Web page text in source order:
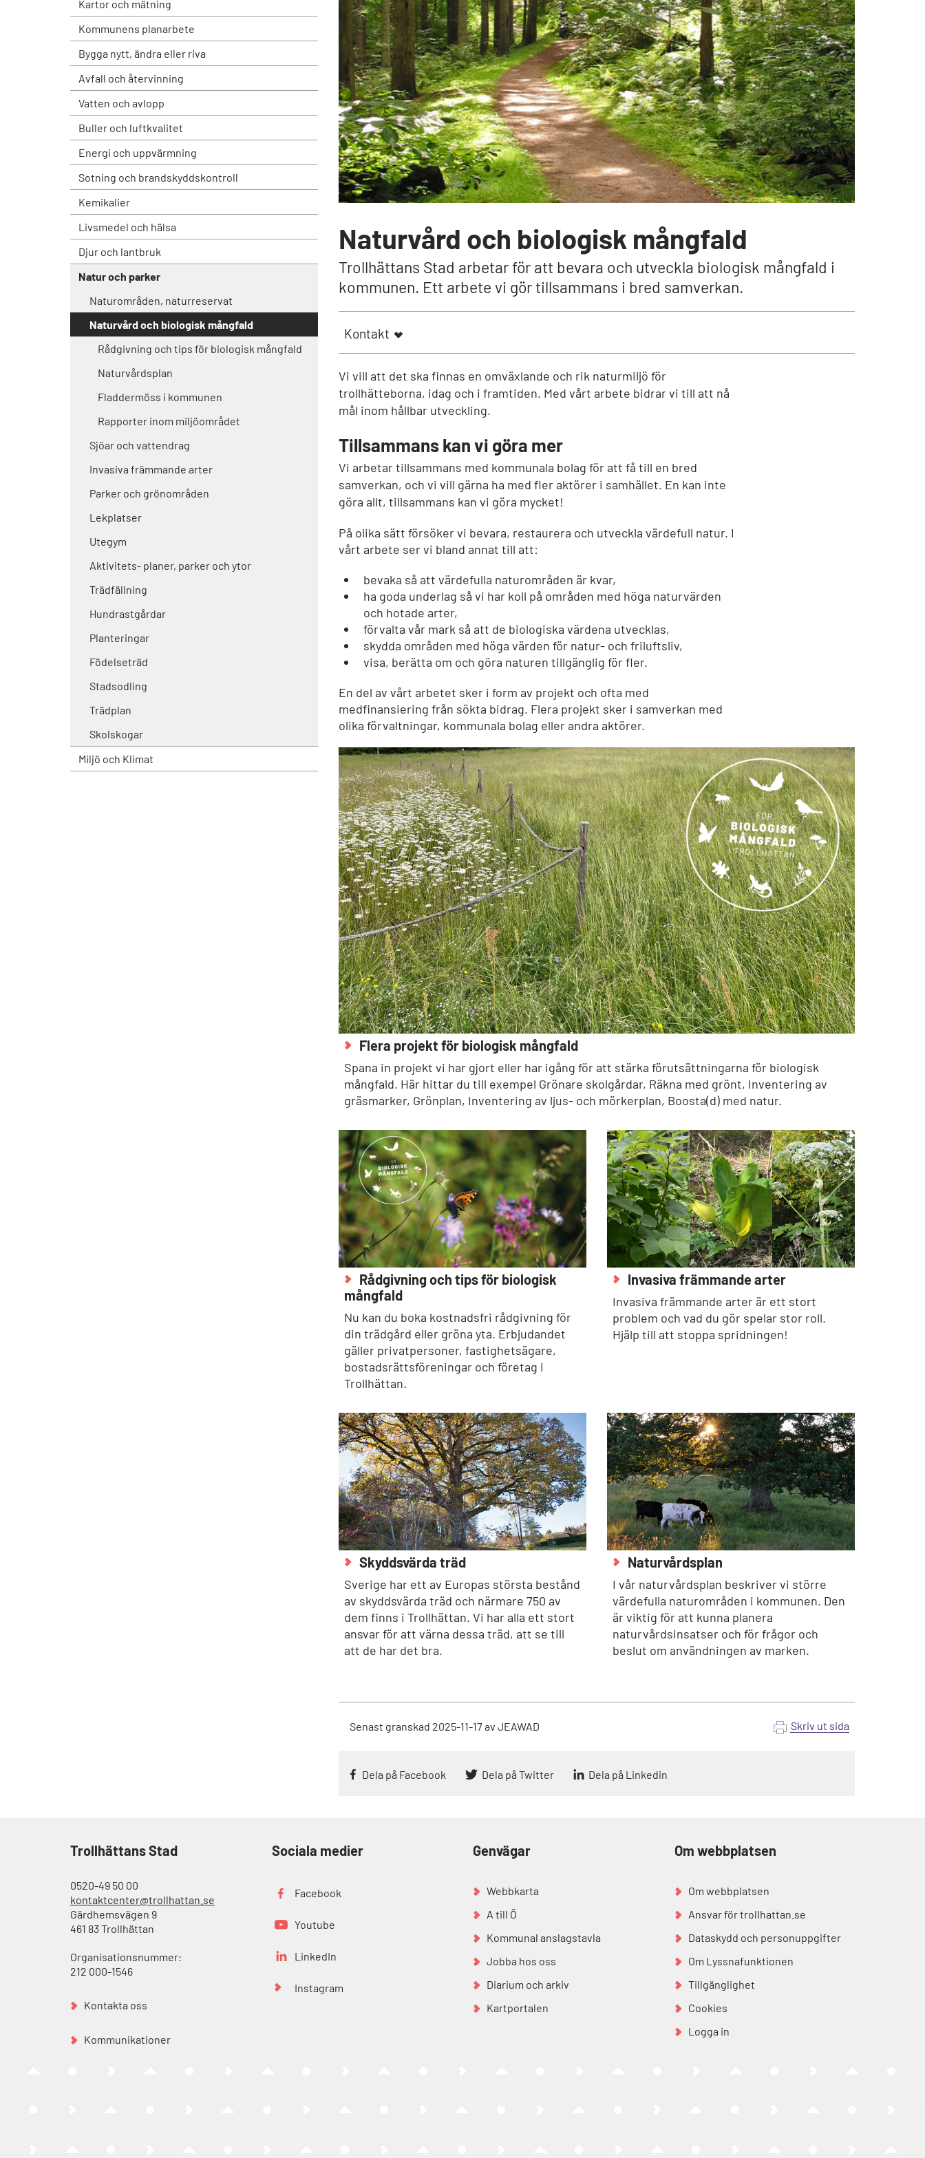
Kartor och mätning
Kommunens planarbete
Bygga nytt, ändra eller riva
Avfall och återvinning
Vatten och avlopp
Buller och luftkvalitet
Energi och uppvärmning
Sotning och brandskyddskontroll
Kemikalier
Livsmedel och hälsa
Djur och lantbruk
Natur och parker
Naturområden, naturreservat
Naturvård och biologisk mångfald
Rådgivning och tips för biologisk mångfald
Naturvårdsplan
Fladdermöss i kommunen
Rapporter inom miljöområdet
Sjöar och vattendrag
Invasiva främmande arter
Parker och grönområden
Lekplatser
Utegym
Aktivitets- planer, parker och ytor
Trädfällning
Hundrastgårdar
Planteringar
Födelseträd
Stadsodling
Trädplan
Skolskogar
Miljö och Klimat
Naturvård och biologisk mångfald
Trollhättans Stad arbetar för att bevara och utveckla biologisk mångfald i
kommunen. Ett arbete vi gör tillsammans i bred samverkan.
Kontakt
Vi vill att det ska finnas en omväxlande och rik naturmiljö för
trollhätteborna, idag och i framtiden. Med vårt arbete bidrar vi till att nå
mål inom hållbar utveckling.
Tillsammans kan vi göra mer
Vi arbetar tillsammans med kommunala bolag för att få till en bred
samverkan, och vi vill gärna ha med fler aktörer i samhället. En kan inte
göra allt, tillsammans kan vi göra mycket!
På olika sätt försöker vi bevara, restaurera och utveckla värdefull natur. I
vårt arbete ser vi bland annat till att:
bevaka så att värdefulla naturområden är kvar,
ha goda underlag så vi har koll på områden med höga naturvärden
och hotade arter,
förvalta vår mark så att de biologiska värdena utvecklas,
skydda områden med höga värden för natur- och friluftsliv,
visa, berätta om och göra naturen tillgänglig för fler.
En del av vårt arbetet sker i form av projekt och ofta med
medfinansiering från sökta bidrag. Flera projekt sker i samverkan med
olika förvaltningar, kommunala bolag eller andra aktörer.
Flera projekt för biologisk mångfald
Spana in projekt vi har gjort eller har igång för att stärka förutsättningarna för biologisk
mångfald. Här hittar du till exempel Grönare skolgårdar, Räkna med grönt, Inventering av
gräsmarker, Grönplan, Inventering av ljus- och mörkerplan, Boosta(d) med natur.
Rådgivning och tips för biologisk
mångfald
Nu kan du boka kostnadsfri rådgivning för
din trädgård eller gröna yta. Erbjudandet
gäller privatpersoner, fastighetsägare,
bostadsrättsföreningar och företag i
Trollhättan.
Invasiva främmande arter
Invasiva främmande arter är ett stort
problem och vad du gör spelar stor roll.
Hjälp till att stoppa spridningen!
Skyddsvärda träd
Sverige har ett av Europas största bestånd
av skyddsvärda träd och närmare 750 av
dem finns i Trollhättan. Vi har alla ett stort
ansvar för att värna dessa träd, att se till
att de har det bra.
Naturvårdsplan
I vår naturvårdsplan beskriver vi större
värdefulla naturområden i kommunen. Den
är viktig för att kunna planera
naturvårdsinsatser och för frågor och
beslut om användningen av marken.
Senast granskad 2025-11-17av JEAWAD Skriv ut sida
Dela på Facebook Dela på Twitter Dela på Linkedin
Trollhättans Stad
0520-49 50 00
kontaktcenter@trollhattan.se
Gärdhemsvägen 9
461 83 Trollhättan
Organisationsnummer:
212 000-1546
Kontakta oss
Kommunikationer
Sociala medier
Facebook
Youtube
LinkedIn
Instagram
Genvägar
Webbkarta
A till Ö
Kommunal anslagstavla
Jobba hos oss
Diarium och arkiv
Kartportalen
Om webbplatsen
Om webbplatsen
Ansvar för trollhattan.se
Dataskydd och personuppgifter
Om Lyssnafunktionen
Tillgänglighet
Cookies
Logga in